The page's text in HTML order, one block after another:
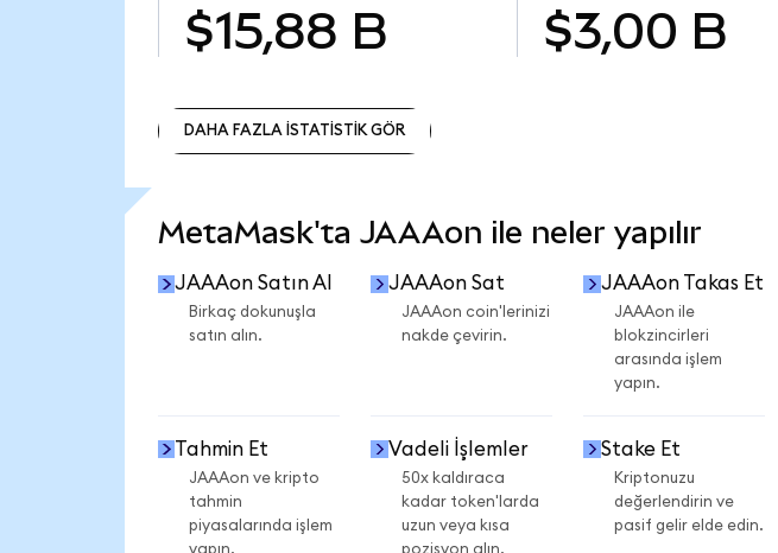
$15,88 B $3,00 B
DAHA FAZLA İSTATİSTİK GÖR
MetaMask'ta JAAAon ile neler yapılır
JAAAon Satın Al
Birkaç dokunuşla
satın alın.
JAAAon Sat
JAAAon coin'lerinizi
nakde çevirin.
JAAAon Takas Et
JAAAon ile
blokzincirleri
arasında işlem
yapın.
Tahmin Et
JAAAon ve kripto
tahmin
piyasalarında işlem
yapın.
Vadeli İşlemler
50x kaldıraca
kadar token'larda
uzun veya kısa
pozisyon alın.
Stake Et
Kriptonuzu
değerlendirin ve
pasif gelir elde edin.